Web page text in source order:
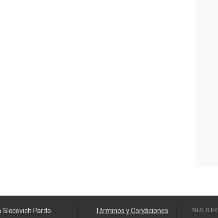
Slocovich Pardo Términos y Condiciones